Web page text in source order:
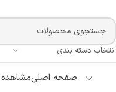
انتخاب دسته بندی
صفحه اصلی